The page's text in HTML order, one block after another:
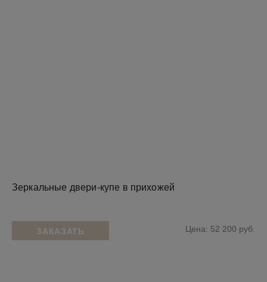
Зеркальные двери-купе в прихожей
ЗАКАЗАТЬ Цена: 52 200 руб.